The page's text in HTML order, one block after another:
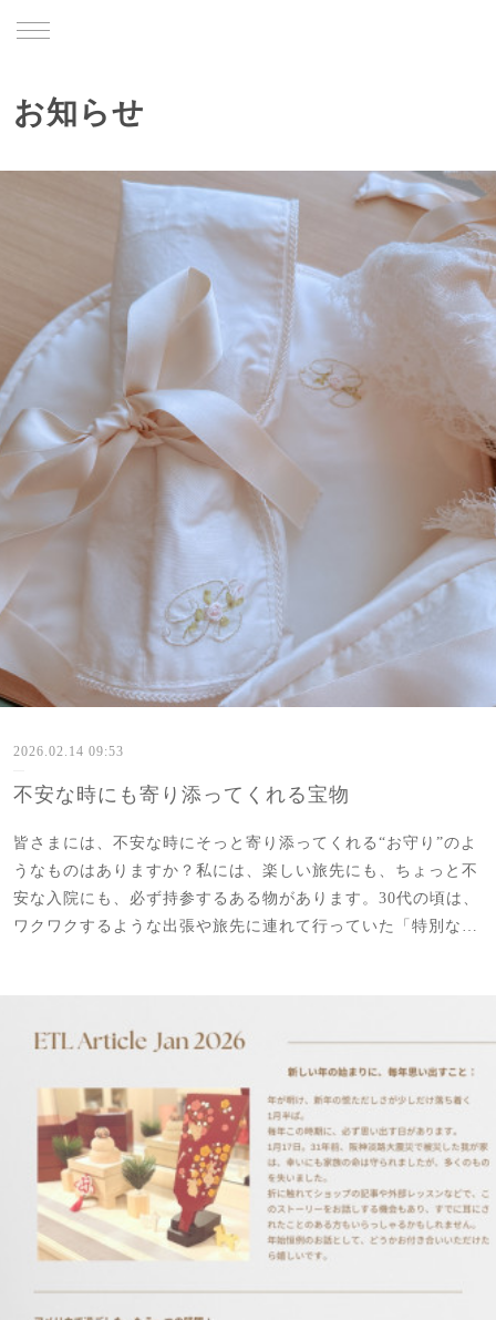
お知らせ
2026.02.14 09:53
不安な時にも寄り添ってくれる宝物
皆さまには、不安な時にそっと寄り添ってくれる“お守り”のよ
うなものはありますか？私には、楽しい旅先にも、ちょっと不
安な入院にも、必ず持参するある物があります。30代の頃は、
ワクワクするような出張や旅先に連れて行っていた「特別な…